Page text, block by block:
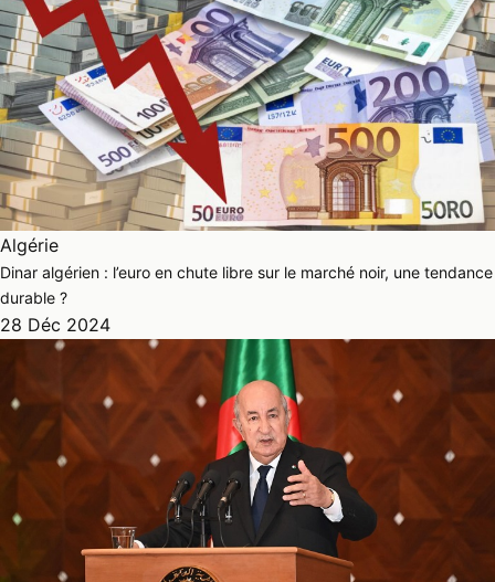
Algérie
Dinar algérien : l’euro en chute libre sur le marché noir, une tendance
durable ?
28 Déc 2024